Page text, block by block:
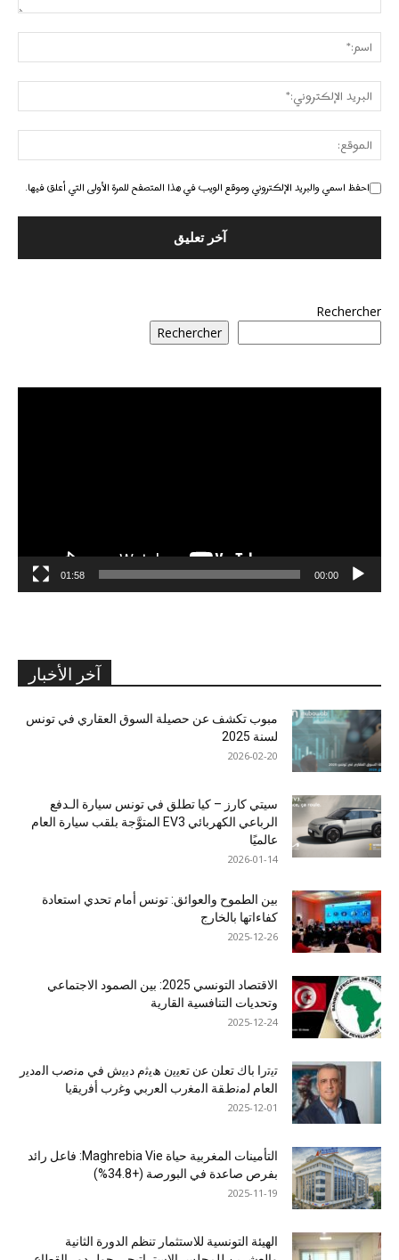
احفظ اسمي والبريد الإلكتروني وموقع الويب في هذا المتصفح للمرة الأولى التي أعلق فيها.
Rechercher
Rechercher
00:00
01:58
آخر الأخبار
مبوب تكشف عن حصيلة السوق العقاري في تونس
لسنة 2025
2026-02-20
سيتي كارز – كيا تطلق في تونس سيارة الـدفع
الرباعي الكهربائي EV3 المتوَّجة بلقب سيارة العام
عالميًا
2026-01-14
بين الطموح والعوائق: تونس أمام تحدي استعادة
كفاءاتها بالخارج
2025-12-26
الاقتصاد التونسي 2025: بين الصمود الاجتماعي
وتحديات التنافسية القارية
2025-12-24
ﺗﯾﺗرا ﺑﺎك ﺗﻌﻠن ﻋن ﺗﻌﯾﯾن ھﯾﺛم دﺑﯾش ﻓﻲ ﻣﻧﺻب اﻟﻣدﯾر
اﻟﻌﺎم ﻟﻣﻧطﻘﺔ اﻟﻣﻐرب اﻟﻌرﺑﻲ وﻏرب أﻓرﯾﻘﯾﺎ
2025-12-01
التأمينات المغربية حياة Maghrebia Vie: فاعل رائد
بفرص صاعدة في البورصة (+34.8%)
2025-11-19
الهيئة التونسية للاستثمار تنظم الدورة الثانية